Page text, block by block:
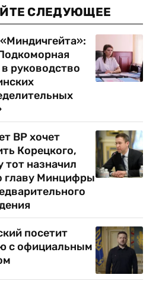
СЛЕДУЮЩЕЕ
руководство
ВР хочет
Корецкого,
тот назначил
главу Минцифры
посетит
с официальным